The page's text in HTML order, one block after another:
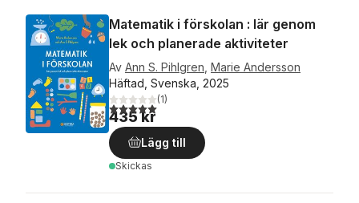
Matematik i förskolan : lär genom
lek och planerade aktiviteter
Av Ann S. Pihlgren Marie Andersson
Häftad, Svenska, 2025
5,0utav 5 stjärnor. Totalt antal röster:
(1)
435 kr
Lägg till
Skickas